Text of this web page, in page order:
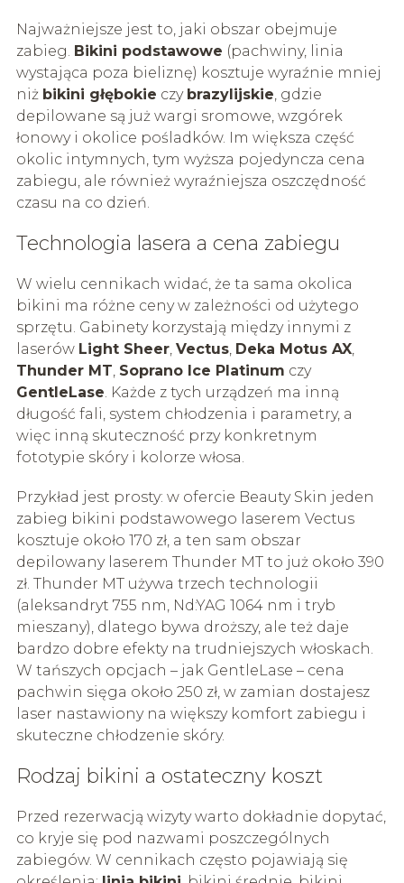
Najważniejsze jest to, jaki obszar obejmuje
zabieg. Bikini podstawowe (pachwiny, linia
wystająca poza bieliznę) kosztuje wyraźnie mniej
niż bikini głębokie czy brazylijskie, gdzie
depilowane są już wargi sromowe, wzgórek
łonowy i okolice pośladków. Im większa część
okolic intymnych, tym wyższa pojedyncza cena
zabiegu, ale również wyraźniejsza oszczędność
czasu na co dzień.
Technologia lasera a cena zabiegu
W wielu cennikach widać, że ta sama okolica
bikini ma różne ceny w zależności od użytego
sprzętu. Gabinety korzystają między innymi z
laserów Light Sheer, Vectus, Deka Motus AX,
Thunder MT, Soprano Ice Platinum czy
GentleLase. Każde z tych urządzeń ma inną
długość fali, system chłodzenia i parametry, a
więc inną skuteczność przy konkretnym
fototypie skóry i kolorze włosa.
Przykład jest prosty: w ofercie Beauty Skin jeden
zabieg bikini podstawowego laserem Vectus
kosztuje około 170 zł, a ten sam obszar
depilowany laserem Thunder MT to już około 390
zł. Thunder MT używa trzech technologii
(aleksandryt 755 nm, Nd:YAG 1064 nm i tryb
mieszany), dlatego bywa droższy, ale też daje
bardzo dobre efekty na trudniejszych włoskach.
W tańszych opcjach – jak GentleLase – cena
pachwin sięga około 250 zł, w zamian dostajesz
laser nastawiony na większy komfort zabiegu i
skuteczne chłodzenie skóry.
Rodzaj bikini a ostateczny koszt
Przed rezerwacją wizyty warto dokładnie dopytać,
co kryje się pod nazwami poszczególnych
zabiegów. W cennikach często pojawiają się